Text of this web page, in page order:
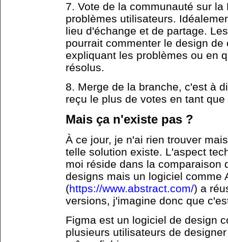
7. Vote de la communauté sur
problèmes utilisateurs.
lieu d'échange et de partage.
pourrait commenter le design
expliquant les problèmes ou en
résolus.
8. Merge de la branche, c'est à
reçu le plus de votes en tant
Mais ça n'existe pas ?
À ce jour, je n'ai rien trouver
telle solution existe. L'aspect
moi réside dans la comparaison
designs mais un logiciel comme
(https://www.abstract.com/) a
versions, j'imagine donc que
Figma est un logiciel de design
plusieurs utilisateurs de